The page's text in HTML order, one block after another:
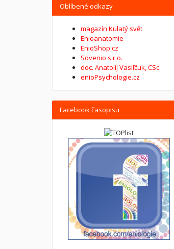
Oblíbené odkazy
magazín Kulatý svět
Enioanatomie
EnioShop.cz
Sovenio s.r.o.
doc. Anatolij Vasiľčuk, CSc.
enioPsychologie.cz
Facebook časopisu